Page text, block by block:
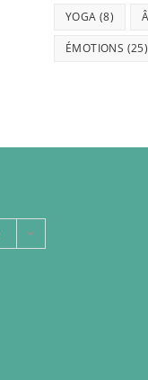
YOGA (8)
ÉMOTIONS (25)